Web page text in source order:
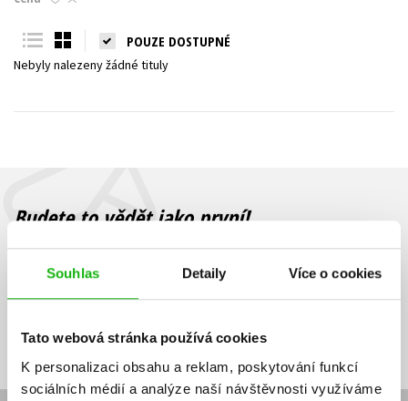
Souhlas Detaily Více o cookies
Tato webová stránka používá cookies
K personalizaci obsahu a reklam, poskytování funkcí
sociálních médií a analýze naší návštěvnosti využíváme
Young adult (SK)
Všechny tituly
POUZE DOSTUPNÉ
Nebyly nalezeny žádné tituly
Budete to vědět jako první!
Zajímá Vás, jaký knižní hit právě vychází, na jaké zboží je výhodná
sleva, jaká běží soutěž o ceny? Přihlášením k odběru našich e-
souhlasíte se zpracováním osobních údajů
mailová
adresa
mailová
adresa
Vaše e-mailová adresa Přihlásit se